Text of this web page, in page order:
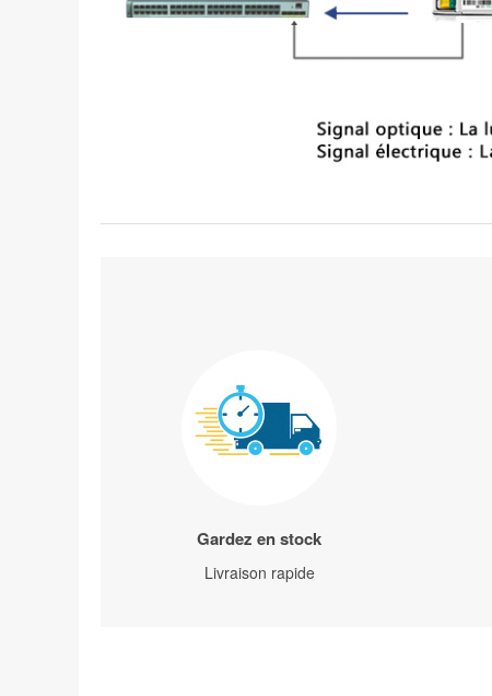
Gardez en stock
Livraison rapide